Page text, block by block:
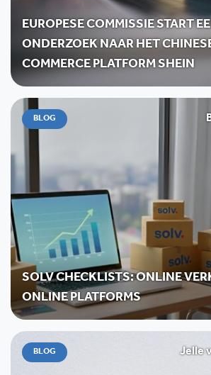
EUROPESE COMMISSIE START
ONDERZOEK NAAR HET
COMMERCE PLATFORM SHEIN
BLOG
SOLV CHECKLISTS: ONLINE
ONLINE PLATFORMS
BLOG Jelle